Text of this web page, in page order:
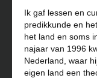
Ik gaf lessen en
predikkunde en
het land en soms
najaar van 1996
Nederland, waar
eigen land een